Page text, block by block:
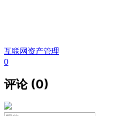
互联网资产管理
0
评论 (0)